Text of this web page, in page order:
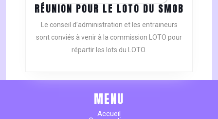
RÉUNION POUR LE LOTO DU SMOB
Le conseil d’administration et les entraineurs
sont conviés à venir à la commission LOTO pour
répartir les lots du LOTO.
MENU
Accueil